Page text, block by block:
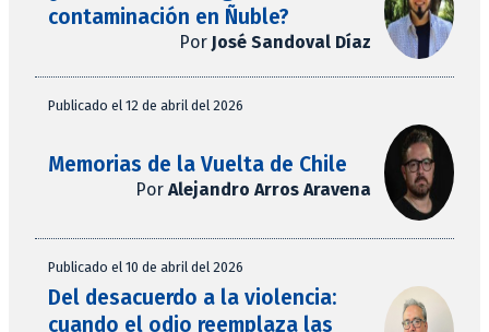
contaminación en Ñuble?
Por José Sandoval Díaz
Publicado el 12 de abril del 2026
Memorias de la Vuelta de Chile
Por Alejandro Arros Aravena
Publicado el 10 de abril del 2026
Del desacuerdo a la violencia:
cuando el odio reemplaza las